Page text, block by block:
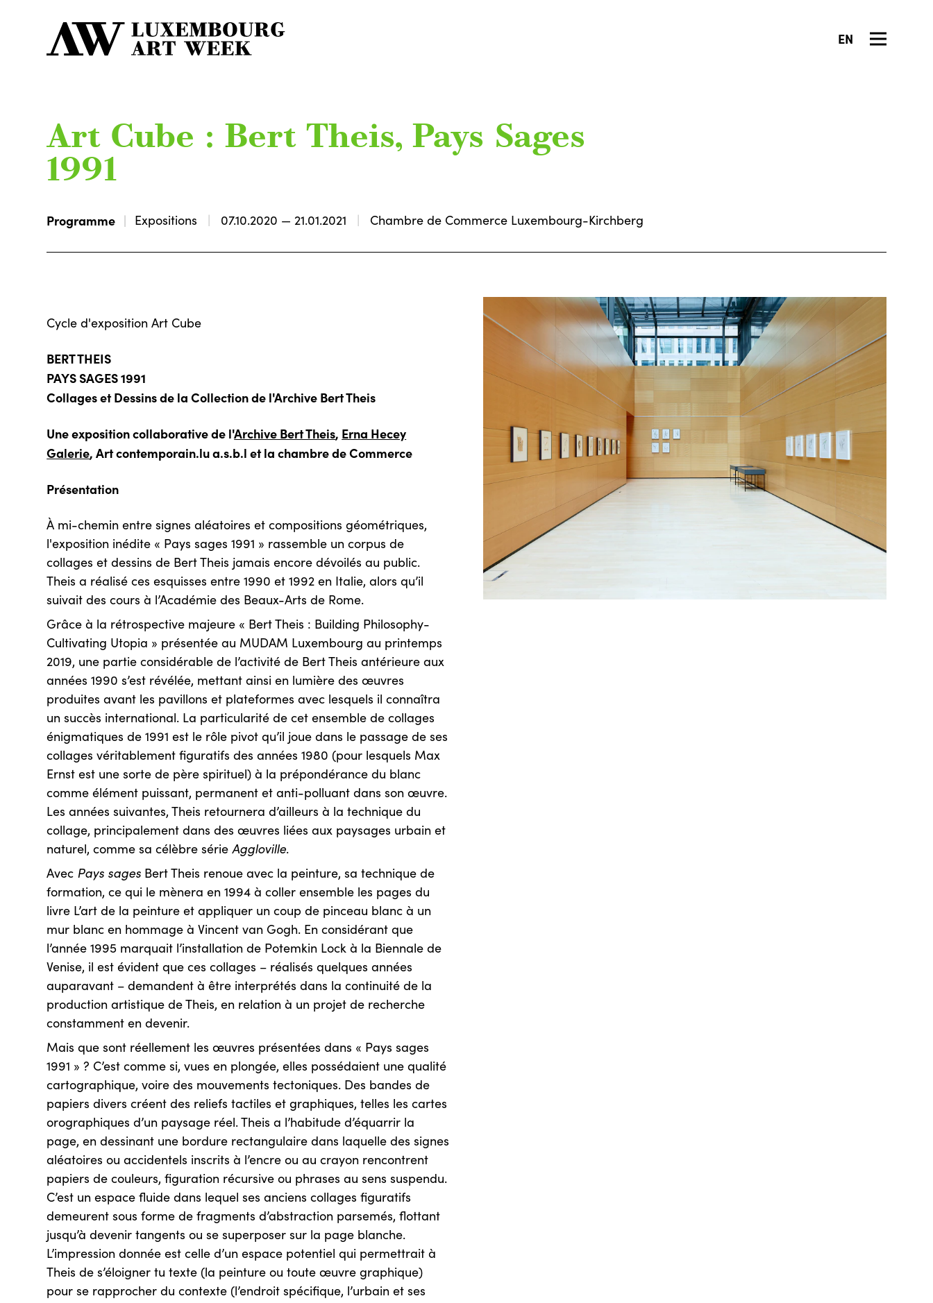
EN
Art Cube : Bert Theis, Pays Sages
1991
Programme Expositions 07.10.2020 — 21.01.2021 Chambre de Commerce Luxembourg-Kirchberg
Cycle d'exposition Art Cube
BERT THEIS
PAYS SAGES 1991
Collages et Dessins de la Collection de l'Archive Bert Theis
Une exposition collaborative de l'Archive Bert Theis, Erna Hecey
Galerie, Art contemporain.lu a.s.b.l et la chambre de Commerce
Présentation
À mi-chemin entre signes aléatoires et compositions géométriques,
l'exposition inédite « Pays sages 1991 » rassemble un corpus de
collages et dessins de Bert Theis jamais encore dévoilés au public.
Theis a réalisé ces esquisses entre 1990 et 1992 en Italie, alors qu’il
suivait des cours à l’Académie des Beaux-Arts de Rome.
Grâce à la rétrospective majeure « Bert Theis : Building Philosophy-
Cultivating Utopia » présentée au MUDAM Luxembourg au printemps
2019, une partie considérable de l’activité de Bert Theis antérieure aux
années 1990 s’est révélée, mettant ainsi en lumière des œuvres
produites avant les pavillons et plateformes avec lesquels il connaîtra
un succès international. La particularité de cet ensemble de collages
énigmatiques de 1991 est le rôle pivot qu’il joue dans le passage de ses
collages véritablement figuratifs des années 1980 (pour lesquels Max
Ernst est une sorte de père spirituel) à la prépondérance du blanc
comme élément puissant, permanent et anti-polluant dans son œuvre.
Les années suivantes, Theis retournera d’ailleurs à la technique du
collage, principalement dans des œuvres liées aux paysages urbain et
naturel, comme sa célèbre sérieAggloville.
Avec Pays sages Bert Theis renoue avec la peinture, sa technique de
formation, ce qui le mènera en 1994 à coller ensemble les pages du
livre L’art de la peinture et appliquer un coup de pinceau blanc à un
mur blanc en hommage à Vincent van Gogh. En considérant que
l’année 1995 marquait l’installation de Potemkin Lock à la Biennale de
Venise, il est évident que ces collages – réalisés quelques années
auparavant – demandent à être interprétés dans la continuité de la
production artistique de Theis, en relation à un projet de recherche
constamment en devenir.
Mais que sont réellement les œuvres présentées dans « Pays sages
1991 » ? C’est comme si, vues en plongée, elles possédaient une qualité
cartographique, voire des mouvements tectoniques. Des bandes de
papiers divers créent des reliefs tactiles et graphiques, telles les cartes
orographiques d’un paysage réel. Theis a l’habitude d’équarrir la
page, en dessinant une bordure rectangulaire dans laquelle des signes
aléatoires ou accidentels inscrits à l’encre ou au crayon rencontrent
papiers de couleurs, figuration récursive ou phrases au sens suspendu.
C’est un espace fluide dans lequel ses anciens collages figuratifs
demeurent sous forme de fragments d’abstraction parsemés, flottant
jusqu’à devenir tangents ou se superposer sur la page blanche.
L’impression donnée est celle d’un espace potentiel qui permettrait à
Theis de s’éloigner tu texte (la peinture ou toute œuvre graphique)
pour se rapprocher du contexte (l’endroit spécifique, l’urbain et ses